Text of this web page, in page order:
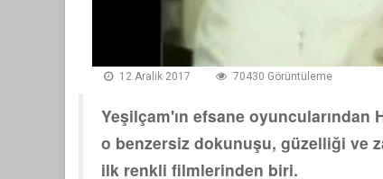
12 Aralik 2017 70430 Görüntüleme
Yeşilçam'ın efsane
o benzersiz dokunuşu, güzelliği ve
ilk renkli filmlerinden biri.